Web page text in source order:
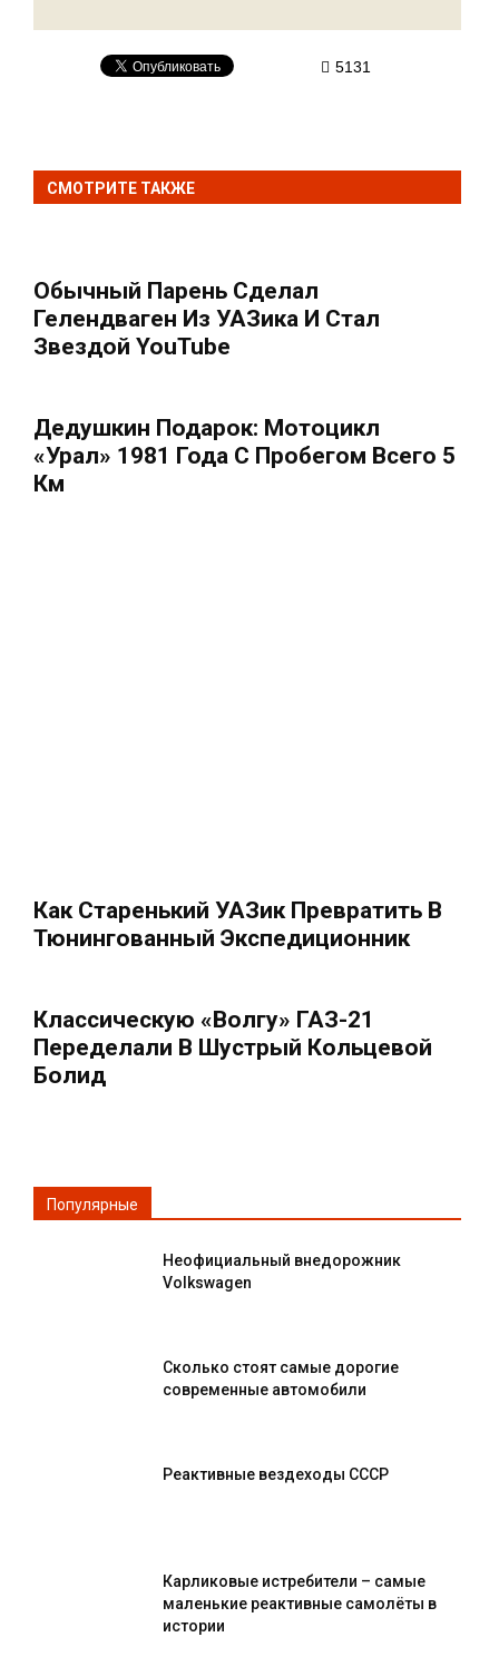
5131
СМОТРИТЕ ТАКЖЕ
Обычный Парень Сделал
Гелендваген Из УАЗика И Стал
Звездой YouTube
Дедушкин Подарок: Мотоцикл
«Урал» 1981 Года С Пробегом Всего 5
Км
Как Старенький УАЗик Превратить В
Тюнингованный Экспедиционник
Классическую «Волгу» ГАЗ-21
Переделали В Шустрый Кольцевой
Болид
Популярные
Неофициальный внедорожник
Volkswagen
Сколько стоят самые дорогие
современные автомобили
Реактивные вездеходы СССР
Карликовые истребители – самые
маленькие реактивные самолёты в
истории